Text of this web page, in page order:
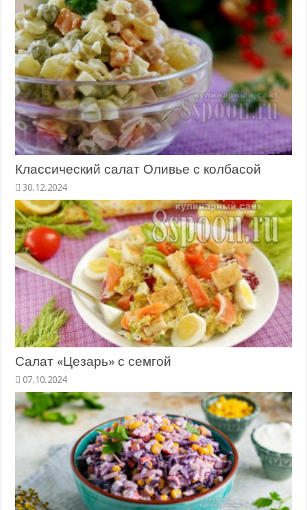
Классический салат Оливье с колбасой
Салат «Цезарь» с семгой